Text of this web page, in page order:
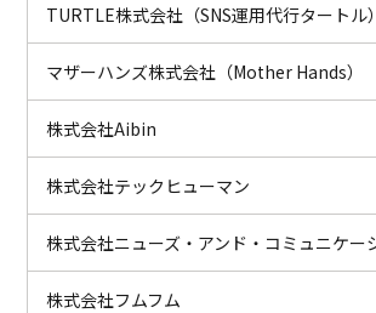
TURTLE株式会社（SNS運用代行タートル）
マザーハンズ株式会社（Mother Hands）
株式会社Aibin
株式会社テックヒューマン
株式会社ニューズ・アンド・コミュニケー
株式会社フムフム